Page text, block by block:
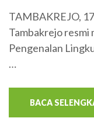
TAMBAKREJO,
Tambakrejo resmi
Pengenalan
…
BACA